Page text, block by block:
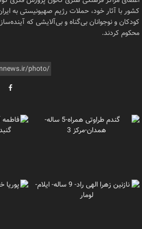
کشور با آثار خود، حملات رژیم صهیونیستی به
کودکان و نوجوانان بی‌گناه و بی‌آلایشی که آینده‌ساز
محکوم کردند.